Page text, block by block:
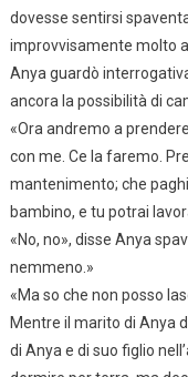
dovesse sentirsi
improvvisamente molto
Anya guardò
ancora la possibilità di
«Ora andremo a
con me. Ce la faremo.
mantenimento; che
bambino, e tu potrai
«No, no», disse Anya
nemmeno.»
«Ma so che non posso
Mentre il marito di Anya
di Anya e di suo figlio